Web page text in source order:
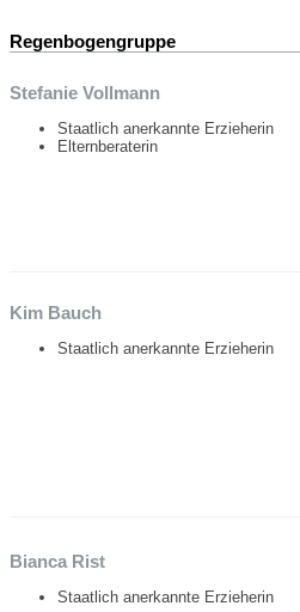
Regenbogengruppe
Stefanie Vollmann
Staatlich anerkannte Erzieherin
Elternberaterin
Kim Bauch
Staatlich anerkannte Erzieherin
Bianca Rist
Staatlich anerkannte Erzieherin